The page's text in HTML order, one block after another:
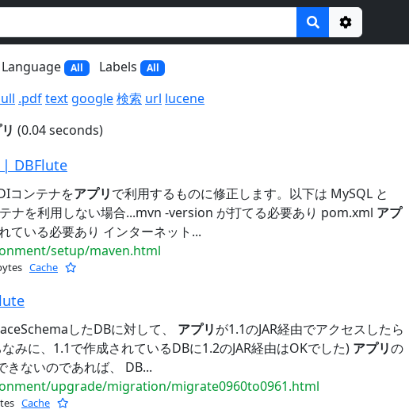
Options
Language All Labels All
.pdftext google検索 url lucene
(0.04 seconds)
| DBFlute
コンテナをアプリで利用するものに修正します。以下は MySQL と
ナを利用しない場合...mvn -version が打てる必要あり pom.xml アプ
ている必要あり インターネット...
setup/maven.html
Cache
したDBに対して、 アプリが1.1のJAR経由でアクセスしたら
みに、1.1で作成されているDBに1.2のJAR経由はOKでした) アプリの
きないのであれば、 DB...
upgrade/migration/migrate0960to0961.html
Cache